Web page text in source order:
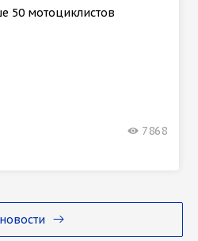
50 мотоциклистов
7868